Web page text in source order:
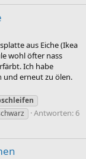
aus Eiche (Ikea
wohl öfter nass
Ich habe
und erneut zu ölen.
Antworten: 6